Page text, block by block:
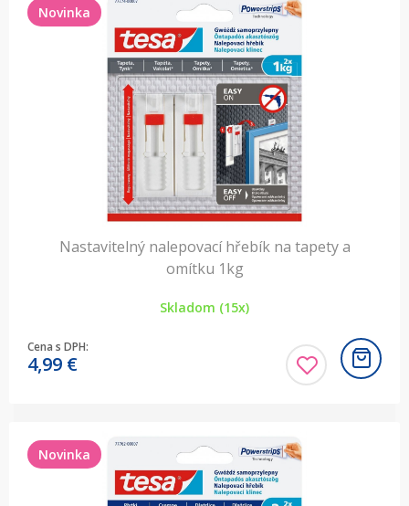
Novinka
Nastavitelný nalepovací hřebík na tapety a
omítku 1kg
Skladom (15x)
Cena s DPH:
4,99 €
Novinka